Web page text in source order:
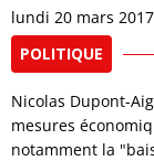
lundi 20 mars
POLITIQUE
Nicolas Dupont-
mesures
notamment la